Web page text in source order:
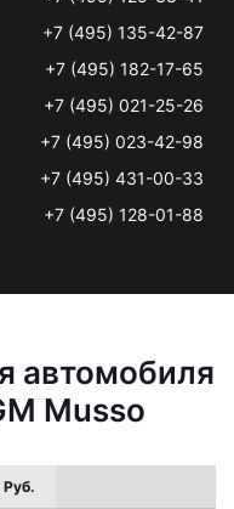
+7 (495) 135-42-87
+7 (495) 182-17-65
+7 (495) 021-25-26
+7 (495) 023-42-98
+7 (495) 431-00-33
+7 (495) 128-01-88
автомобиля
Musso